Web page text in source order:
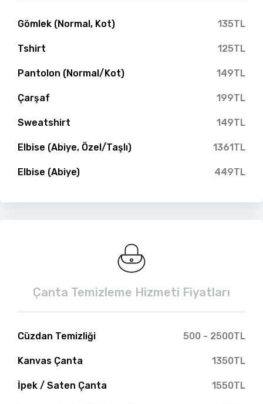
Gömlek (Normal, Kot) 135TL
Tshirt 125TL
Pantolon (Normal/Kot) 149TL
Çarşaf 199TL
Sweatshirt 149TL
Elbise (Abiye, Özel/Taşlı) 1361TL
Elbise (Abiye) 449TL
Çanta Temizleme Hizmeti Fiyatları
Cüzdan Temizliği 500 - 2500TL
Kanvas Çanta 1350TL
İpek / Saten Çanta 1550TL